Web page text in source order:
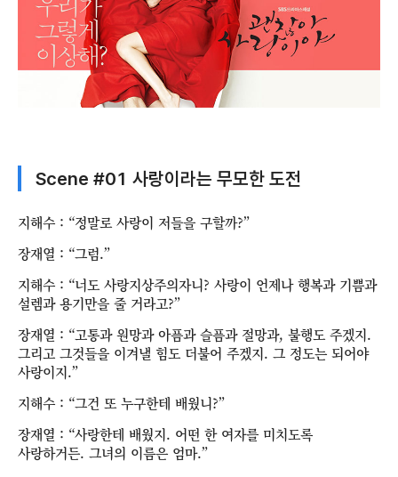
Scene #01 사랑이라는 무모한 도전
지해수 : “정말로 사랑이 저들을 구할까?”
장재열 : “그럼.”
지해수 : “너도 사랑지상주의자니? 사랑이 언제나 행복과 기쁨과
설렘과 용기만을 줄 거라고?”
장재열 : “고통과 원망과 아픔과 슬픔과 절망과, 불행도 주겠지.
그리고 그것들을 이겨낼 힘도 더불어 주겠지. 그 정도는 되어야
사랑이지.”
지해수 : “그건 또 누구한테 배웠니?”
장재열 : “사랑한테 배웠지. 어떤 한 여자를 미치도록
사랑하거든. 그녀의 이름은 엄마.”